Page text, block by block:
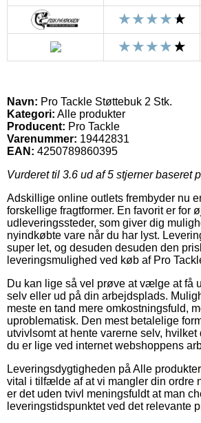
Navn: Pro Tackle Støttebuk 2 Stk.
Kategori: Alle produkter
Producent: Pro Tackle
Varenummer: 19442831
EAN: 4250789860395
Vurderet til 3.6 ud af 5 stjerner baseret
Adskillige online outlets frembyder nu
forskellige fragtformer. En favorit er for
udleveringssteder, som giver dig
nyindkøbte vare når du har lyst.
super let, og desuden desuden den
leveringsmulighed ved køb af Pro
Du kan lige så vel prøve at vælge at få
selv eller ud på din arbejdsplads.
meste en tand mere omkostningsfuld,
uproblematisk. Den mest betalelige
utvivlsomt at hente varerne selv,
du er lige ved internet webshoppens
Leveringsdygtigheden på Alle
vital i tilfælde af at vi mangler din ordre
er det uden tvivl meningsfuldt at man
leveringstidspunktet ved det relevante